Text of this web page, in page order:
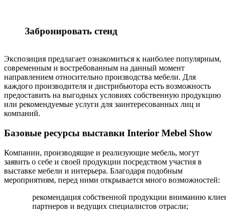
Забронировать стенд
Экспозиция предлагает ознакомиться к наиболее популярным,
современным и востребованным на данный момент
направлением относительно производства мебели. Для
каждого производителя и дистрибьютора есть возможность
предоставить на выгодных условиях собственную продукцию
или рекомендуемые услуги для заинтересованных лиц и
компаний.
Базовые ресурсы выставки Interior Mebel Show
Компании, производящие и реализующие мебель, могут
заявить о себе и своей продукции посредством участия в
выставке мебели и интерьера. Благодаря подобным
мероприятиям, перед ними открывается много возможностей:
рекомендация собственной продукции вниманию
партнеров и ведущих специалистов отрасли;